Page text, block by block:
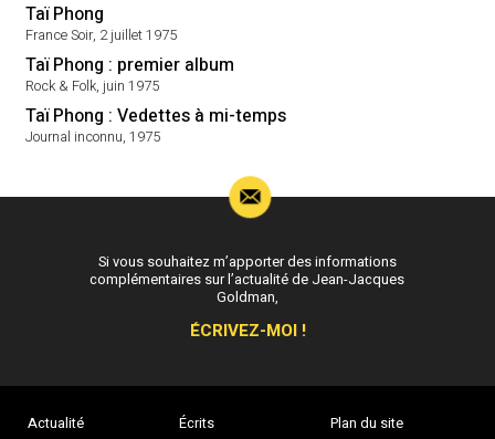
Taï Phong
France Soir, 2 juillet 1975
Taï Phong : premier album
Rock & Folk, juin 1975
Taï Phong : Vedettes à mi-temps
Journal inconnu, 1975
Actualité
Écrits
Plan du site
Si vous souhaitez m’apporter des informations
complémentaires sur l’actualité de Jean-Jacques
Goldman,
ÉCRIVEZ-MOI !